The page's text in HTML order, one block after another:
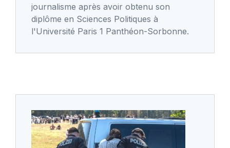
journalisme après avoir obtenu son
diplôme en Sciences Politiques à
l'Université Paris 1 Panthéon-Sorbonne.